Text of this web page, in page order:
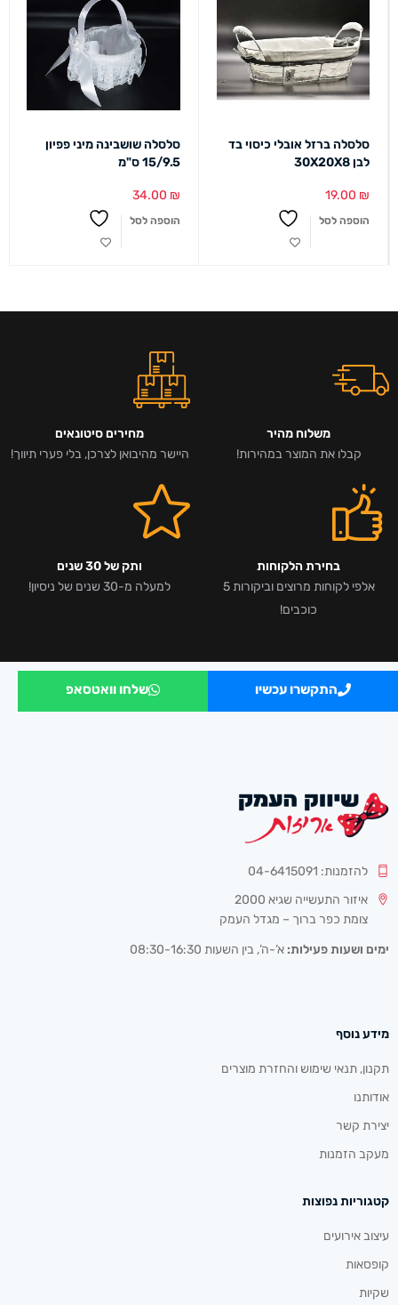
סלסלה ברזל אובלי כיסוי בד
לבן 30X20X8
19.00 ₪
הוספה לסל
סלסלה שושבינה מיני פפיון
15/9.5 ס"מ
34.00 ₪
הוספה לסל
משלוח מהיר
קבלו את המוצר במהירות!
מחירים סיטונאים
היישר מהיבואן לצרכן, בלי פערי תיווך!
בחירת הלקוחות
אלפי לקוחות מרוצים וביקורות 5
כוכבים!
ותק של 30 שנים
למעלה מ-30 שנים של ניסיון!
התקשרו עכשיו שלחו וואטסאפ
להזמנות: 04-6415091
איזור התעשייה שגיא 2000
צומת כפר ברוך – מגדל העמק
ימים ושעות פעילות: א’-ה’, בין השעות 08:30-16:30
מידע נוסף
תקנון, תנאי שימוש והחזרת מוצרים
אודותנו
יצירת קשר
מעקב הזמנות
קטגוריות נפוצות
עיצוב אירועים
קופסאות
שקיות